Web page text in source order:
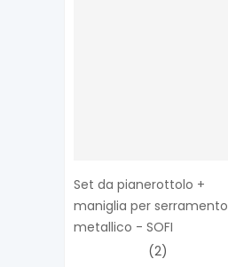
Set da pianerottolo +
maniglia per serramento
metallico - SOFI
(2)